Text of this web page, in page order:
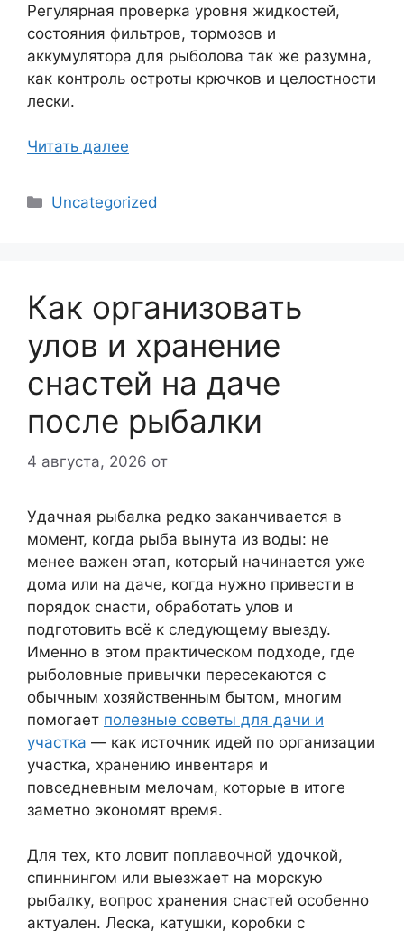
Регулярная проверка уровня жидкостей,
состояния фильтров, тормозов и
аккумулятора для рыболова так же разумна,
как контроль остроты крючков и целостности
лески.
Читать далее
Рубрики
Uncategorized
Как организовать
улов и хранение
снастей на даче
после рыбалки
4 августа, 2026 от
Удачная рыбалка редко заканчивается в
момент, когда рыба вынута из воды: не
менее важен этап, который начинается уже
дома или на даче, когда нужно привести в
порядок снасти, обработать улов и
подготовить всё к следующему выезду.
Именно в этом практическом подходе, где
рыболовные привычки пересекаются с
обычным хозяйственным бытом, многим
помогает полезные советы для дачи и
участка — как источник идей по организации
участка, хранению инвентаря и
повседневным мелочам, которые в итоге
заметно экономят время.
Для тех, кто ловит поплавочной удочкой,
спиннингом или выезжает на морскую
рыбалку, вопрос хранения снастей особенно
актуален. Леска, катушки, коробки с